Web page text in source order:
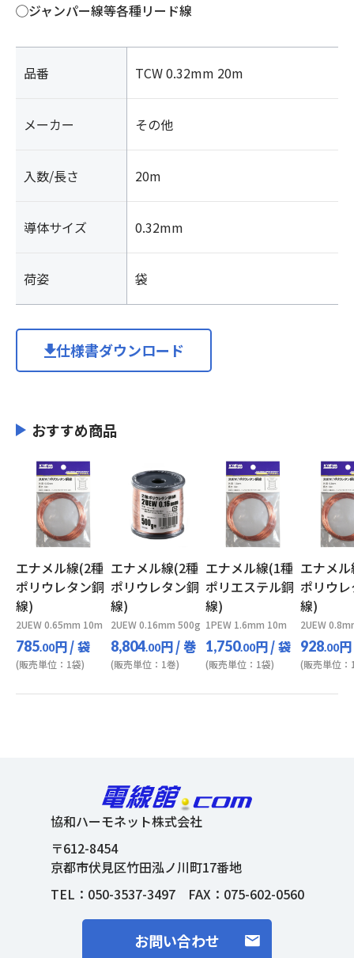
◯ジャンパー線等各種リード線
品番 TCW 0.32mm 20m
メーカー その他
入数/長さ 20m
導体サイズ 0.32mm
荷姿 袋
仕様書ダウンロード
おすすめ商品
エナメル線(2種
ポリウレタン銅
線)
2UEW 0.65mm 10m
785.00円/ 袋
(販売単位：1袋)
エナメル線(2種
ポリウレタン銅
線)
2UEW 0.16mm 500g
8,804.00円/ 巻
(販売単位：1巻)
エナメル線(1種
ポリエステル銅
線)
1PEW 1.6mm 10m
1,750.00円/ 袋
(販売単位：1袋)
エナメ
ポリウ
線)
2UEW
928.00円
(販売単位：
協和ハーモネット株式会社
〒612-8454
京都市伏見区竹田泓ノ川町17番地
TEL： 050-3537-3497FAX：075-602-0560
お問い合わせ